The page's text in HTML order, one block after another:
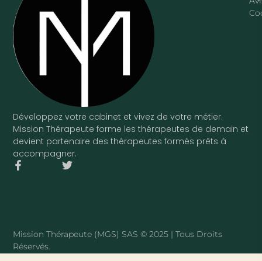
Développez votre cabinet et vivez de votre métier.
Mission Thérapeute forme les thérapeutes de demain et
devient partenaire des thérapeutes formés prêts à
accompagner.
F
k
-
T
Mission Thérapeute (MGS) SAS © 2025 | Tous Droits
Réservés.